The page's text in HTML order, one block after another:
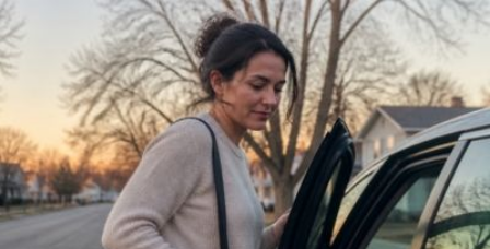
Qui
sommes-
S'inscrire à
la
newsletter
Découvrir
l'UNSA